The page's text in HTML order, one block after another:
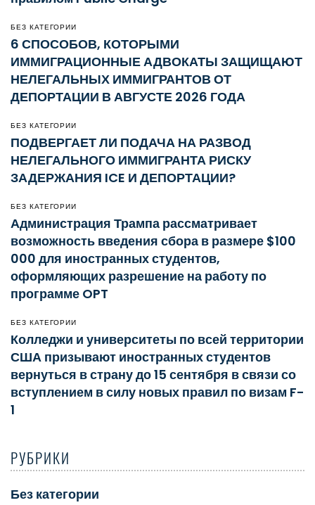
БЕЗ КАТЕГОРИИ
6 СПОСОБОВ, КОТОРЫМИ
ИММИГРАЦИОННЫЕ АДВОКАТЫ ЗАЩИЩАЮТ
НЕЛЕГАЛЬНЫХ ИММИГРАНТОВ ОТ
ДЕПОРТАЦИИ В АВГУСТЕ 2026 ГОДА
БЕЗ КАТЕГОРИИ
ПОДВЕРГАЕТ ЛИ ПОДАЧА НА РАЗВОД
НЕЛЕГАЛЬНОГО ИММИГРАНТА РИСКУ
ЗАДЕРЖАНИЯ ICE И ДЕПОРТАЦИИ?
БЕЗ КАТЕГОРИИ
Администрация Трампа рассматривает
возможность введения сбора в размере $100
000 для иностранных студентов,
оформляющих разрешение на работу по
программе OPT
БЕЗ КАТЕГОРИИ
Колледжи и университеты по всей территории
США призывают иностранных студентов
вернуться в страну до 15 сентября в связи со
вступлением в силу новых правил по визам F-
1
РУБРИКИ
Без категории